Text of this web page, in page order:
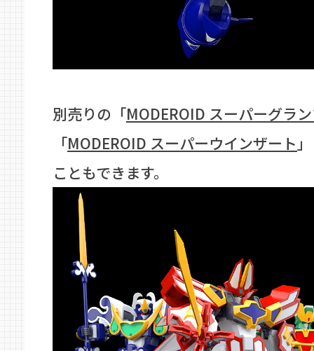
別売りの「MODEROID スーパーグラ
「MODEROID スーパーウインザート
こともできます。